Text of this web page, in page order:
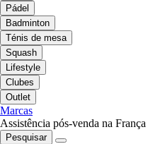
Pádel
Badminton
Ténis de mesa
Squash
Lifestyle
Clubes
Outlet
Marcas
Assistência pós-venda na França
Pesquisar